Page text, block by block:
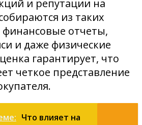
и репутации на
из таких
финансовые отчеты,
и даже физические
гарантирует, что
четкое представление
Что влияет на